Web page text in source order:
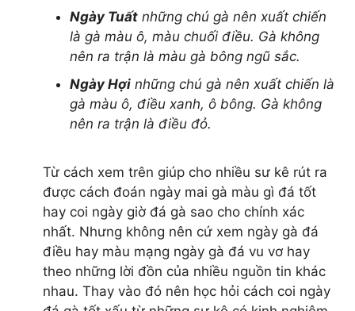
cua hoàng đế
cua huỳnh đế
cua cà mau
cua đá biển
tôm hùm alaska
tôm hùm
ốc vòi voi
sá sùng
bào ngư
hải sâm
cua cốm
cá anh vũ
tôm mũ ni
tôm sú biển
Ngày Tuất những chú gà nên xuất chiến
là gà màu ô, màu chuối điều. Gà không
nên ra trận là màu gà bông ngũ sắc.
Ngày Hợi những chú gà nên xuất chiến là
gà màu ô, điều xanh, ô bông. Gà không
nên ra trận là điều đỏ.
Từ cách xem trên giúp cho nhiều sư kê rút ra
được cách đoán ngày mai gà màu gì đá tốt
hay coi ngày giờ đá gà sao cho chính xác
nhất. Nhưng không nên cứ xem ngày gà đá
điều hay màu mạng ngày gà đá vu vơ hay
theo những lời đồn của nhiều nguồn tin khác
nhau. Thay vào đó nên học hỏi cách coi ngày